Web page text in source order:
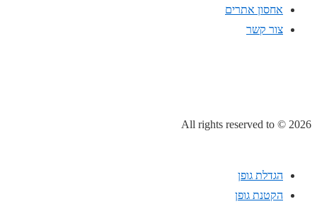
אחסון אתרים
צור קשר
All rights reserved to© 2026
הגדלת גופן
הקטנת גופן